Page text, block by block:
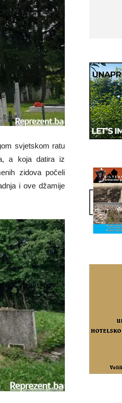
svjetskom ratu
a koja datira iz
zidova počeli
i ove džamije